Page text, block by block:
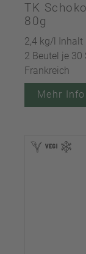
TK
80g
2,4 kg/l Inhalt
2 Beutel je
Frankreich
Mehr